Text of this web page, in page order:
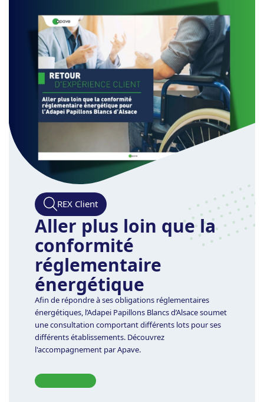
REX Client
Aller plus loin que la
conformité
réglementaire
énergétique
Afin de répondre à ses obligations réglementaires
énergétiques, l’Adapei Papillons Blancs d’Alsace soumet
une consultation comportant différents lots pour ses
différents établissements. Découvrez
l'accompagnement par Apave.